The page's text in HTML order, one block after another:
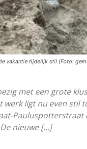
vakantie tijdelijk stil (Foto:
met een grote
ligt nu even stil
Pauluspotterstraat
nieuwe […]